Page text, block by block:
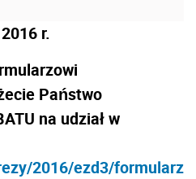
r.
Państwo
na udział w
2016/ezd3/formularz